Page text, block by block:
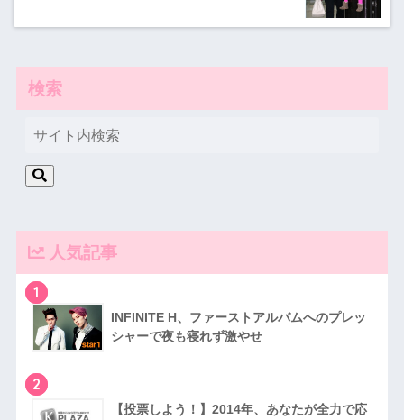
検索
人気記事
1
INFINITE H、ファーストアルバムへのプレッ
シャーで夜も寝れず激やせ
2
【投票しよう！】2014年、あなたが全力で応